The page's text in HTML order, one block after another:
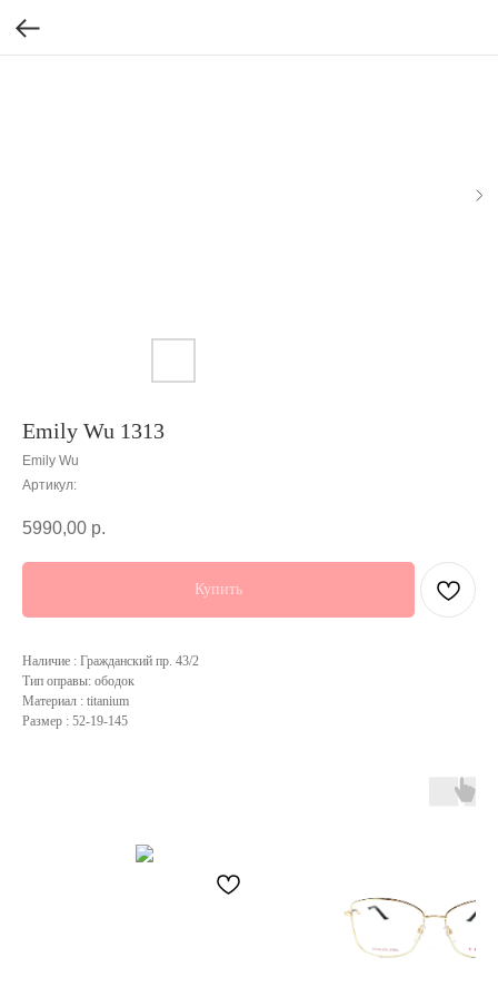
Emily Wu 1313
Emily Wu
Артикул:
5990,00 р.
Купить
Наличие : Гражданский пр. 43/2
Тип оправы: ободок
Материал : titanium
Размер : 52-19-145